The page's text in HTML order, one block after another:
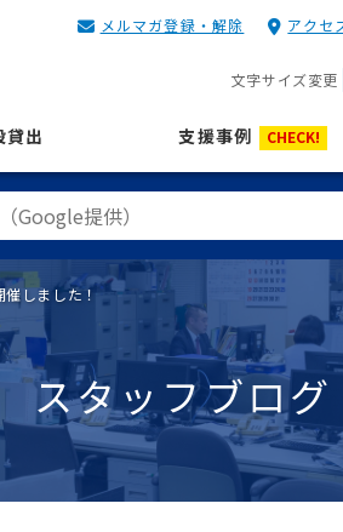
KIP | 公益財団
メルマガ登録・解除 アクセ
文字サイズ変更
貸出 支援事例 CHECK!
催しました！
スタッフブログ